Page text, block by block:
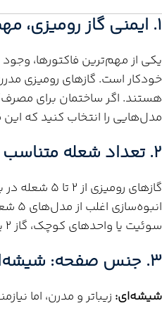
۱. ایمنی گاز رومیزی، مهم‌تر از ظاهر
یکی از مهم‌ترین فاکتورها،
خودکار است. گازهای رومیزی
هستند. اگر ساختمان برای
مدل‌هایی را انتخاب کنید که این
۲. تعداد شعله متناسب با نیاز انتخاب شود
گازهای رومیزی
سوئیت یا واحدهای کوچک، گاز ۲ یا ۳ شعله هم کافی‌ست.
۳. جنس صفحه: شیشه‌ای، استیل یا لعابی؟
شیشه‌ای: زیباتر و مدرن، اما